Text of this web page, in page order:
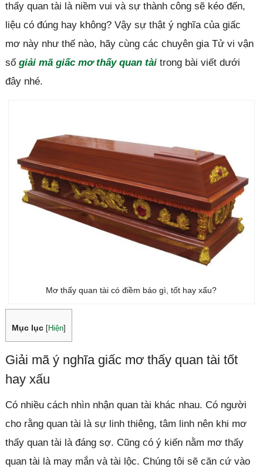
thấy quan tài là niềm vui và sự thành công sẽ kéo đến,
liệu có đúng hay không? Vậy sự thật ý nghĩa của giấc
mơ này như thế nào, hãy cùng các chuyên gia Tử vi vận
số giải mã giấc mơ thấy quan tàitrong bài viết dưới
đây nhé.
Mơ thấy quan tài có điềm báo gì, tốt hay xấu?
Mục lục Hiện]
Giải mã ý nghĩa giấc mơ thấy quan tài tốt
hay xấu
Có nhiều cách nhìn nhận quan tài khác nhau. Có người
cho rằng quan tài là sự linh thiêng, tâm linh nên khi mơ
thấy quan tài là đáng sợ. Cũng có ý kiến nằm mơ thấy
quan tài là may mắn và tài lộc. Chúng tôi sẽ căn cứ vào